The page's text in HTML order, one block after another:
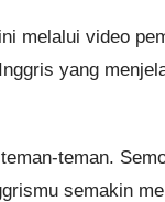
melalui video
yang
teman.
semakin